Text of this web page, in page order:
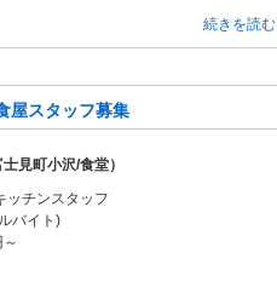
続きを読む
屋スタッフ募集
見町小沢/食堂）
ッチンスタッフ
バイト)